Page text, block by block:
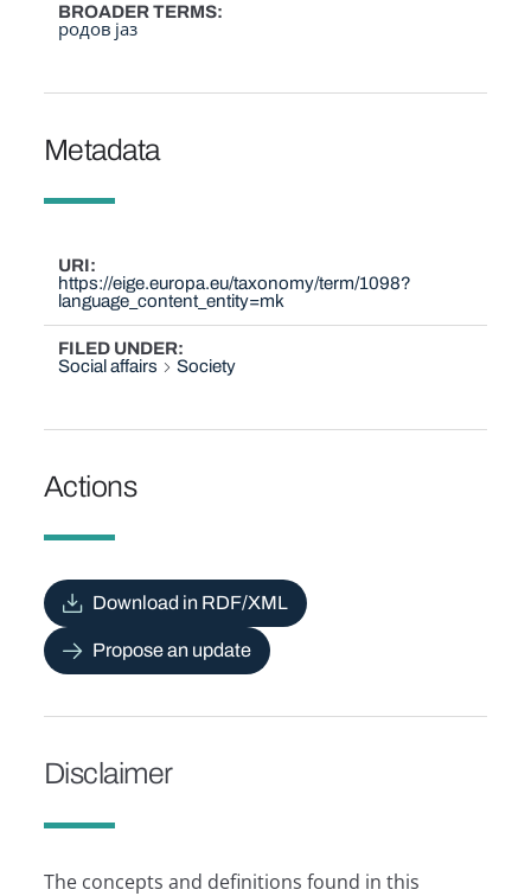
BROADER TERMS
родов јаз
Metadata
URI
https://eige.europa.eu/taxonomy/term/1098?
language_content_entity=mk
FILED UNDER
Social affairs
Society
Actions
Download in RDF/XML
Propose an update
Disclaimer
The concepts and definitions found in this